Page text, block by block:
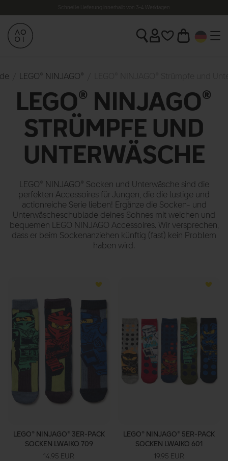
Schnelle Lieferung innerhalb von 3–4 Werktagen
LEGO® NINJAGO®
LEGO® NINJAGO®
STRÜMPFE UND
UNTERWÄSCHE
LEGO® NINJAGO® Socken und Unterwäsche sind die
perfekten Accessoires für Jungen, die die lustige und
actionreiche Serie lieben! Ergänze die Socken- und
Unterwäscheschublade deines Sohnes mit weichen und
bequemen LEGO NINJAGO Accessoires. Wir versprechen,
dass er beim Sockenanziehen künftig (fast) kein Problem
haben wird.
LEGO® NINJAGO® 3ER-PACK
SOCKEN LWAIKO 709
14.95 EUR
LEGO® NINJAGO® 5ER-PACK
SOCKEN LWAIKO 601
19.95 EUR